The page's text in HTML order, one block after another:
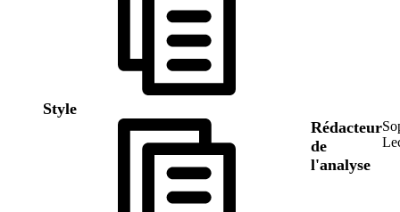
Style
Rédacteur
de
l'analyse